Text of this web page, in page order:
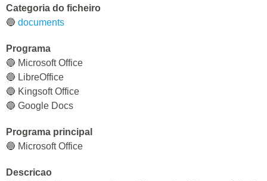
Categoria do ficheiro
🔵 documents
Programa
🔵 Microsoft Office
🔵 LibreOffice
🔵 Kingsoft Office
🔵 Google Docs
Programa principal
🔵 Microsoft Office
Descricao